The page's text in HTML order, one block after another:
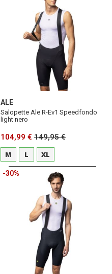
ALE
Salopette Ale R-Ev1 Speedfondo
light nero
104,99 € 149,95 €
M
L XL
-30%